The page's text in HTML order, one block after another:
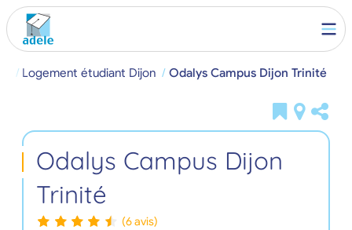
Logement étudiant Dijon Odalys Campus Dijon Trinité
Odalys Campus Dijon
Trinité
(6 avis)